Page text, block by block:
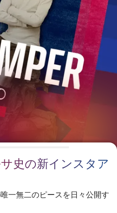
史の新インスタア
一無二のピースを日々公開す